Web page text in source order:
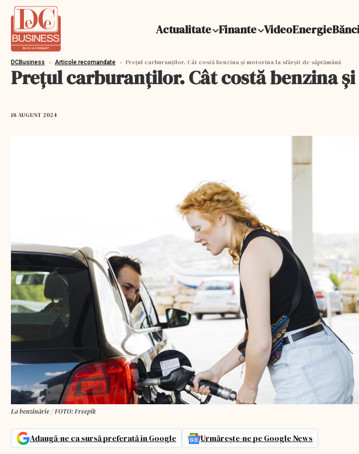
Actualitate Finante VideoEnergie
DCBusiness › Articole recomandate › Prețul carburanților. Cât costă benzina și motorina la sfârșit de săptămână
Prețul carburanților. Cât costă benzina
18 AUGUST 2024
La benzinărie / FOTO: Freepik
Adaugă-ne ca sursă preferată în Google Urmărește-ne pe Google News